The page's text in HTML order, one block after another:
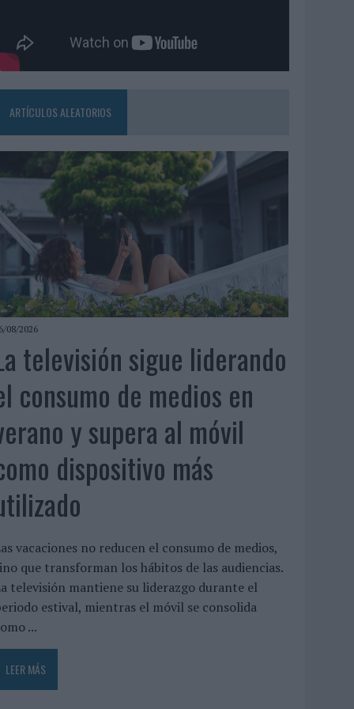
ARTÍCULOS ALEATORIOS
08/2026
televisión sigue liderando
consumo de medios en
y supera al móvil
dispositivo más
vacaciones no reducen el consumo de medios,
que transforman los hábitos de las audiencias.
televisión mantiene su liderazgo durante el
estival, mientras el móvil se consolida
...
LEER MÁS